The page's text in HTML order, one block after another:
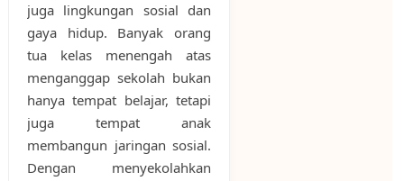
juga lingkungan sosial dan
gaya hidup. Banyak orang
tua kelas menengah atas
menganggap sekolah bukan
hanya tempat belajar, tetapi
juga tempat anak
membangun jaringan sosial.
Dengan menyekolahkan